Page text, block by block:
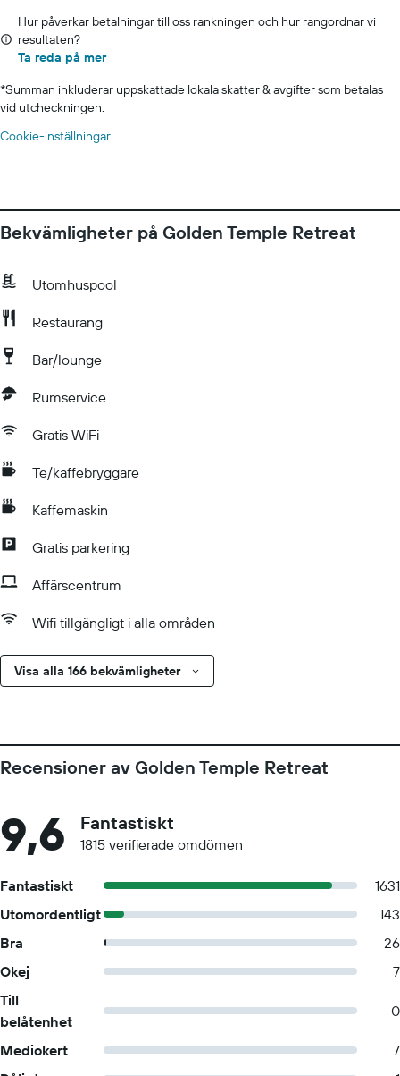
Hur påverkar betalningar till oss rankningen och hur rangordnar vi
resultaten?
Ta reda på mer
*Summan inkluderar uppskattade lokala skatter & avgifter som betalas
vid utcheckningen.
Cookie-inställningar
Bekvämligheter på Golden Temple Retreat
Utomhuspool
Restaurang
Bar/lounge
Rumservice
Gratis WiFi
Te/kaffebryggare
Kaffemaskin
Gratis parkering
Affärscentrum
Wifi tillgängligt i alla områden
Visa alla 166 bekvämligheter
Recensioner av Golden Temple Retreat
9,6 Fantastiskt
1815 verifierade omdömen
Fantastiskt
1631
Utomordentligt
143
Bra
26
Okej
7
Till
belåtenhet
0
Mediokert
7